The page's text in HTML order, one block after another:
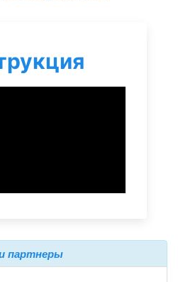
партнеры